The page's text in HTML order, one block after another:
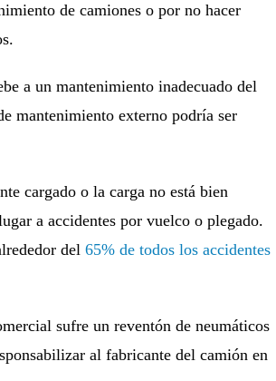
de camiones o por no hacer
a un mantenimiento inadecuado del
mantenimiento externo podría ser
cargado o la carga no está bien
a accidentes por vuelco o plegado.
del 65% de todos los accidentes
sufre un reventón de neumáticos
al fabricante del camión en